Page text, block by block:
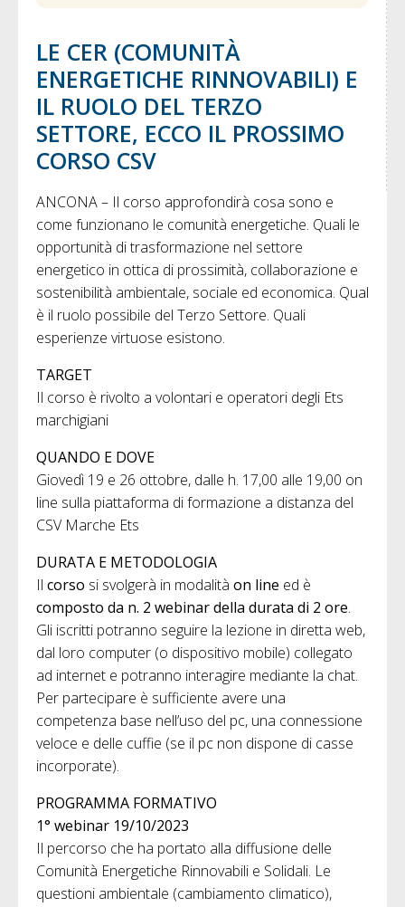
LE CER (COMUNITÀ
ENERGETICHE RINNOVABILI) E
IL RUOLO DEL TERZO
SETTORE, ECCO IL PROSSIMO
CORSO CSV
ANCONA – Il corso approfondirà cosa sono e
come funzionano le comunità energetiche. Quali le
opportunità di trasformazione nel settore
energetico in ottica di prossimità, collaborazione e
sostenibilità ambientale, sociale ed economica. Qual
è il ruolo possibile del Terzo Settore. Quali
esperienze virtuose esistono.
TARGET
Il corso è rivolto a volontari e operatori degli Ets
marchigiani
QUANDO E DOVE
Giovedì 19 e 26 ottobre, dalle h. 17,00 alle 19,00 on
line sulla piattaforma di formazione a distanza del
CSV Marche Ets
DURATA E METODOLOGIA
Il corso si svolgerà in modalità on line ed è
composto da n. 2 webinar della durata di 2 ore.
Gli iscritti potranno seguire la lezione in diretta web,
dal loro computer (o dispositivo mobile) col­legato
ad internet e potranno interagire mediante la chat.
Per partecipare è sufficiente avere una
competenza base nell’uso del pc, una connessione
veloce e delle cuffie (se il pc non dispone di casse
incorporate).
PROGRAMMA FORMATIVO
1° webinar 19/10/2023
Il percorso che ha portato alla diffusione delle
Comunità Energetiche Rinnovabili e Solidali. Le
questioni ambientale (cambiamento climatico),